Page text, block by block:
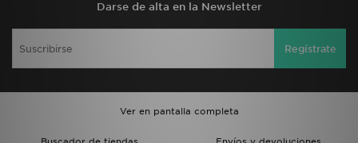
Darse de alta en la Newsletter
Regístrate
Ver en pantalla completa